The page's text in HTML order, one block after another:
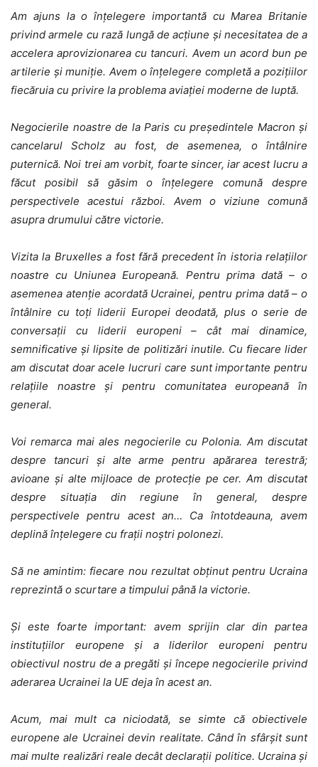
Am ajuns la o înțelegere importantă cu Marea Britanie
privind armele cu rază lungă de acțiune și necesitatea de a
accelera aprovizionarea cu tancuri. Avem un acord bun pe
artilerie și muniție. Avem o înțelegere completă a pozițiilor
fiecăruia cu privire la problema aviației moderne de luptă.
Negocierile noastre de la Paris cu președintele Macron și
cancelarul Scholz au fost, de asemenea, o întâlnire
puternică. Noi trei am vorbit, foarte sincer, iar acest lucru a
făcut posibil să găsim o înțelegere comună despre
perspectivele acestui război. Avem o viziune comună
asupra drumului către victorie.
Vizita la Bruxelles a fost fără precedent în istoria relațiilor
noastre cu Uniunea Europeană. Pentru prima dată – o
asemenea atenție acordată Ucrainei, pentru prima dată – o
întâlnire cu toți liderii Europei deodată, plus o serie de
conversații cu liderii europeni – cât mai dinamice,
semnificative și lipsite de politizări inutile. Cu fiecare lider
am discutat doar acele lucruri care sunt importante pentru
relațiile noastre și pentru comunitatea europeană în
general.
Voi remarca mai ales negocierile cu Polonia. Am discutat
despre tancuri și alte arme pentru apărarea terestră;
avioane și alte mijloace de protecție pe cer. Am discutat
despre situația din regiune în general, despre
perspectivele pentru acest an… Ca întotdeauna, avem
deplină înțelegere cu frații noștri polonezi.
Să ne amintim: fiecare nou rezultat obținut pentru Ucraina
reprezintă o scurtare a timpului până la victorie.
Și este foarte important: avem sprijin clar din partea
instituțiilor europene și a liderilor europeni pentru
obiectivul nostru de a pregăti și începe negocierile privind
aderarea Ucrainei la UE deja în acest an.
Acum, mai mult ca niciodată, se simte că obiectivele
europene ale Ucrainei devin realitate. Când în sfârșit sunt
mai multe realizări reale decât declarații politice. Ucraina și